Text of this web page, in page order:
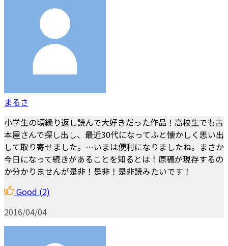
まるさ
小学生の頃繰り返し読んで大好きだった作品！高校生でも古
本屋さんで探し出し、最近30代になってふと懐かしく思い出
して取り寄せました。…いまは便利になりましたね。まさか
今日になって続きがあることを知るとは！原稿が現存するの
か分かりませんが是非！是非！是非読みたいです！
Good (2)
2016/04/04